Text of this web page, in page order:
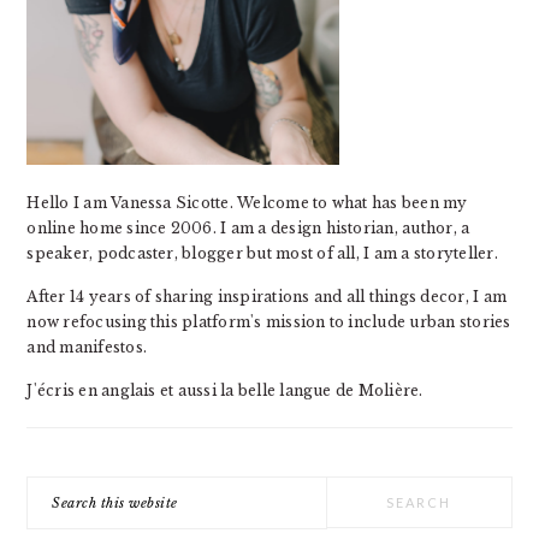
Hello I am Vanessa Sicotte. Welcome to what has been my
online home since 2006. I am a design historian, author, a
speaker, podcaster, blogger but most of all, I am a storyteller.
After 14 years of sharing inspirations and all things decor, I am
now refocusing this platform's mission to include urban stories
and manifestos.
J'écris en anglais et aussi la belle langue de Molière.
this